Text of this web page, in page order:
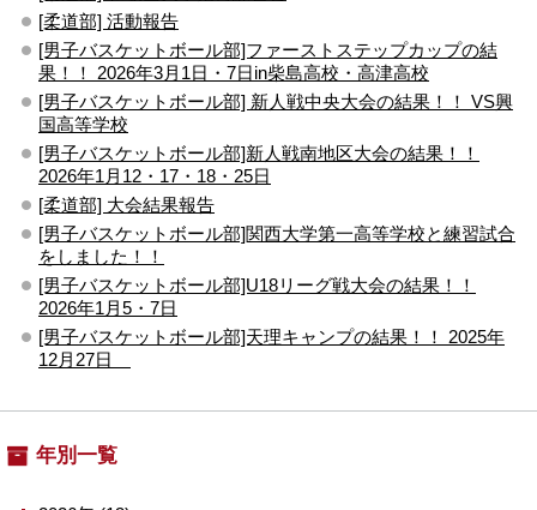
[柔道部] 活動報告
[男子バスケットボール部]ファーストステップカップの結
果！！ 2026年3月1日・7日in柴島高校・高津高校
[男子バスケットボール部] 新人戦中央大会の結果！！ VS興
国高等学校
[男子バスケットボール部]新人戦南地区大会の結果！！
2026年1月12・17・18・25日
[柔道部] 大会結果報告
[男子バスケットボール部]関西大学第一高等学校と練習試合
をしました！！
[男子バスケットボール部]U18リーグ戦大会の結果！！
2026年1月5・7日
[男子バスケットボール部]天理キャンプの結果！！ 2025年
12月27日
年別一覧